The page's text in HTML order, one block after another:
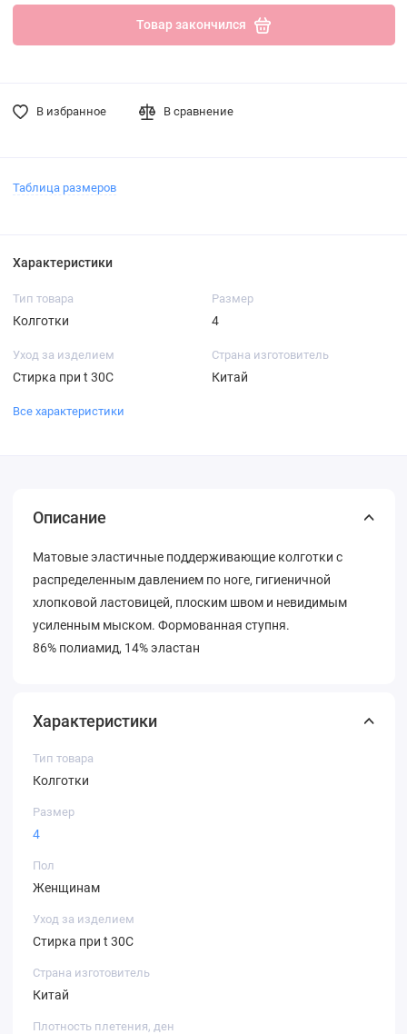
Товар закончился
В избранное В сравнение
Таблица размеров
Характеристики
Тип товара
Колготки
Размер
4
Уход за изделием
Стирка при t 30С
Страна изготовитель
Китай
Все характеристики
Описание
Матовые эластичные поддерживающие колготки с
распределенным давлением по ноге, гигиеничной
хлопковой ластовицей, плоским швом и невидимым
усиленным мыском. Формованная ступня.
86% полиамид, 14% эластан
Характеристики
Тип товара
Колготки
Размер
4
Пол
Женщинам
Уход за изделием
Стирка при t 30С
Страна изготовитель
Китай
Плотность плетения, ден